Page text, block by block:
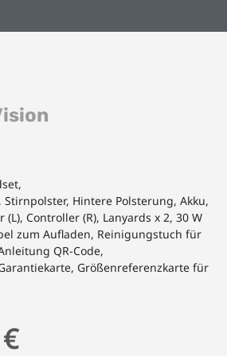
Hintere Polsterung, Akku,
Controller (R), Lanyards x 2, 30 W
zum Aufladen, Reinigungstuch für
QR-Code,
Größenreferenzkarte für